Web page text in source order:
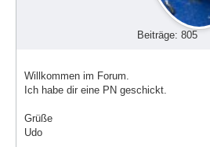
Beiträge: 805
Willkommen im Forum.
Ich habe dir eine PN geschickt.
Grüße
Udo